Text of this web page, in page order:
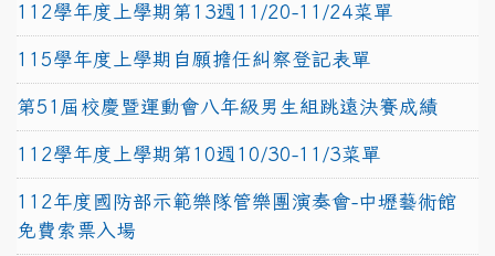
112學年度上學期第13週11/20-11/24菜單
115學年度上學期自願擔任糾察登記表單
第51屆校慶暨運動會八年級男生組跳遠決賽成績
112學年度上學期第10週10/30-11/3菜單
112年度國防部示範樂隊管樂團演奏會-中壢藝術館
免費索票入場